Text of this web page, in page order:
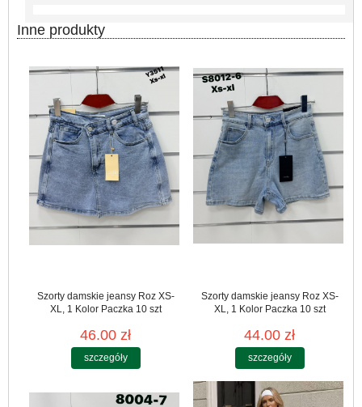
Inne produkty
Szorty damskie jeansy Roz XS-
XL, 1 Kolor Paczka 10 szt
46.00 zł
szczegóły
Szorty damskie jeansy Roz XS-
XL, 1 Kolor Paczka 10 szt
44.00 zł
szczegóły